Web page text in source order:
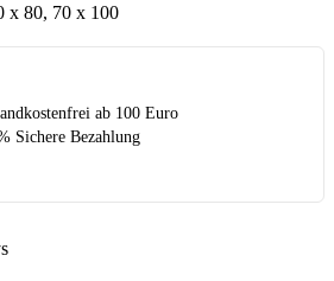
x 80, 70 x 100
ab 100 Euro
Sichere Bezahlung